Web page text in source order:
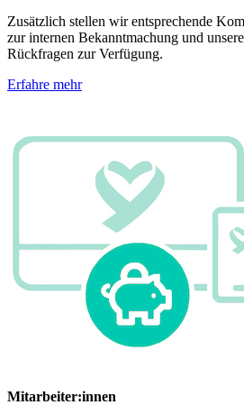
Zusätzlich stellen wir entsprechende
zur internen Bekanntmachung und
Rückfragen zur Verfügung.
Erfahre mehr
Mitarbeiter:innen